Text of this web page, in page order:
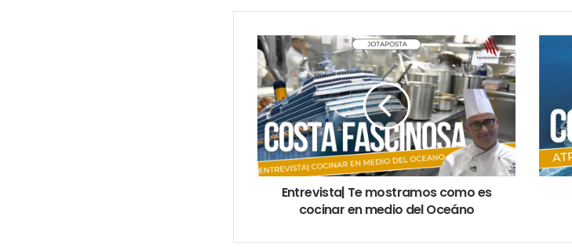
Entrevista| Te mostramos como es
cocinar en medio del Oceáno